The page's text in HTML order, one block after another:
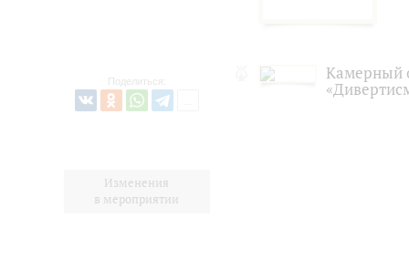
Поделиться:
Изменения
в мероприятии
Камерный